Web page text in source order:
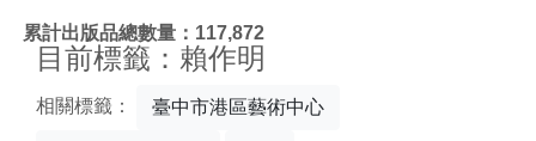
累計出版品總數量：117,872
目前標籤：賴作明
相關標籤： 臺中市港區藝術中心